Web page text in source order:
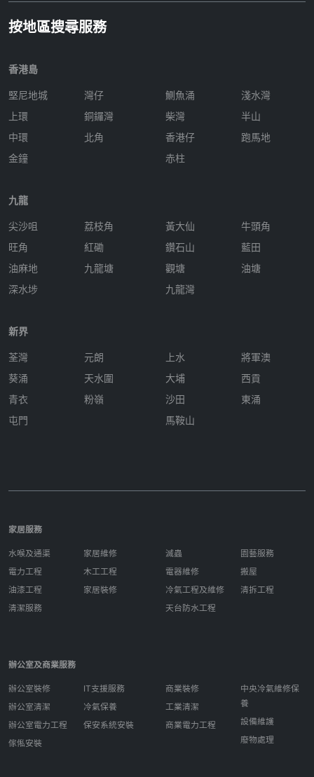
按地區搜尋服務
香港島
堅尼地城
上環
中環
金鐘
灣仔
銅鑼灣
北角
鰂魚涌
柴灣
香港仔
赤柱
淺水灣
半山
跑馬地
九龍
尖沙咀
旺角
油麻地
深水埗
荔枝角
紅磡
九龍塘
黃大仙
鑽石山
觀塘
九龍灣
牛頭角
藍田
油塘
新界
荃灣
葵涌
青衣
屯門
元朗
天水圍
粉嶺
上水
大埔
沙田
馬鞍山
將軍澳
西貢
東涌
家居服務
水喉及通渠
電力工程
油漆工程
清潔服務
家居維修
木工工程
家居裝修
滅蟲
電器維修
冷氣工程及維修
天台防水工程
園藝服務
搬屋
清拆工程
辦公室及商業服務
辦公室裝修
辦公室清潔
辦公室電力工程
傢俬安裝
IT支援服務
冷氣保養
保安系統安裝
商業裝修
工業清潔
商業電力工程
中央冷氣維修保
養
設備維護
廢物處理